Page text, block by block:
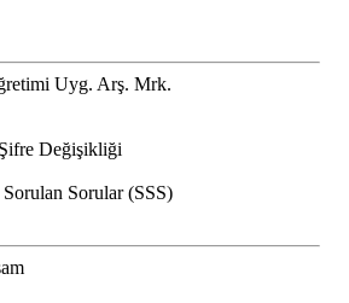
Uyg. Arş. Mrk.
Değişikliği
Sorular (SSS)